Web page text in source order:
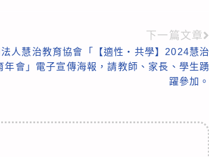
下一篇文章
人慧治教育協會「【適性‧共學】2024慧治
年會」電子宣傳海報，請教師、家長、學生踴
躍參加。